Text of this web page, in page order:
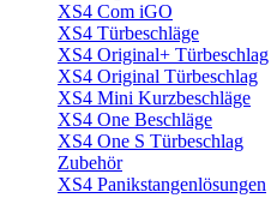
XS4 Com iGO
XS4 Türbeschläge
XS4 Original+ Türbeschlag
XS4 Original Türbeschlag
XS4 Mini Kurzbeschläge
XS4 One Beschläge
XS4 One S Türbeschlag
Zubehör
XS4 Panikstangenlösungen